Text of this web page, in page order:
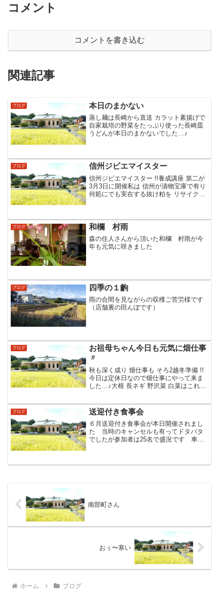
コメント
コメントを書き込む
関連記事
ブログ 本日のまかない
蒸し麺は長崎から直送 カラット素揚げで
自家栽培の野菜をたっぷり使った長崎皿
うどんが本日のまかないでした…♪
ブログ 信州ジビエマイスター
信州ジビエマイスター !!養成講座 第二が
3月3日に開催私は 信州が漬物宝庫で有り
何処にでも実在する抜け粕を リサイクル
ンジ色々...
ブログ 和欄 村雨
森の住人さんから頂いた和欄 村雨が今
年も元気に咲きました
ブログ 四季の１齣
雨の合間を見ながらの収穫ご苦労様です
（店舗裏の田んぼです）
ブログ
お祖母ちゃん今日も元気に畑仕事
〃
秋も深く成り 畑仕事も そろ2越冬準備 !!
今日は定休日なので畑仕事にやって来ま
した…♪大根 長ネギ 野沢菜 白菜はこれか
ブログ 送迎付き食事会
６月送迎付き食事会が本日開催されまし
た 当時のキャンセルも有ってドタバタ
でしたが参加者は25名で盛況です 車内
からてすかﾈ～☺ (笑)☆来月も元気にお
南部町さん
おぅ〜寒い
ホーム ブログ